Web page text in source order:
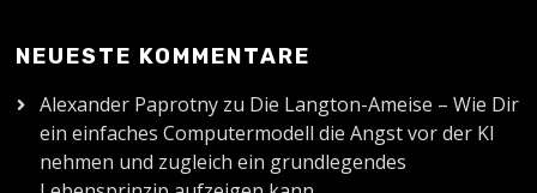
NEUESTE KOMMENTARE
Alexander Paprotny zu Die Langton-Ameise – Wie Dir
ein einfaches Computermodell die Angst vor der KI
nehmen und zugleich ein grundlegendes